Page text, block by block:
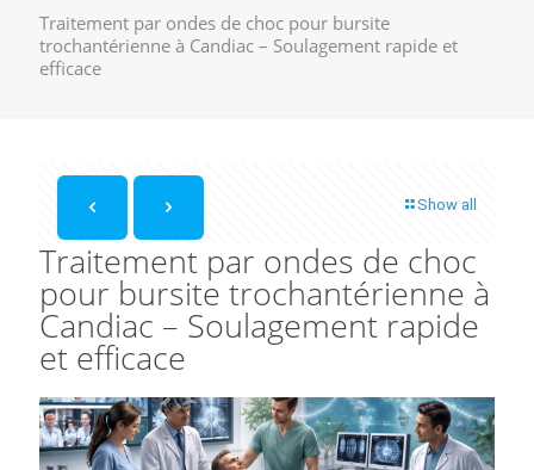
Traitement par ondes de choc pour bursite
trochantérienne à Candiac – Soulagement rapide et
efficace
Show all
Traitement par ondes de choc
pour bursite trochantérienne à
Candiac – Soulagement rapide
et efficace